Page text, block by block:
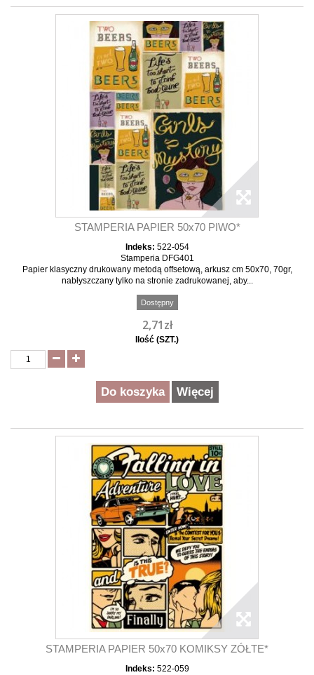
STAMPERIA PAPIER 50x70 PIWO*
Indeks: 522-054
Stamperia DFG401
Papier klasyczny drukowany metodą offsetową, arkusz cm 50x70, 70gr,
nabłyszczany tylko na stronie zadrukowanej, aby...
Dostępny
2,71zł
Ilość (SZT.)
Do koszyka Więcej
STAMPERIA PAPIER 50x70 KOMIKSY ZÓŁTE*
Indeks: 522-059